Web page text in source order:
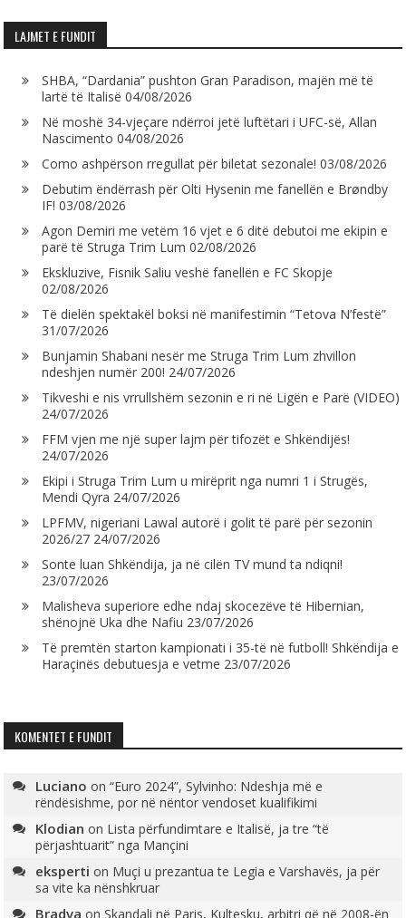
LAJMET E FUNDIT
SHBA, “Dardania” pushton Gran Paradison, majën më të
lartë të Italisë 04/08/2026
Në moshë 34-vjeçare ndërroi jetë luftëtari i UFC-së, Allan
Nascimento 04/08/2026
Como ashpërson rregullat për biletat sezonale! 03/08/2026
Debutim ëndërrash për Olti Hysenin me fanellën e Brøndby
IF! 03/08/2026
Agon Demiri me vetëm 16 vjet e 6 ditë debutoi me ekipin e
parë të Struga Trim Lum 02/08/2026
Ekskluzive, Fisnik Saliu veshë fanellën e FC Skopje
02/08/2026
Të dielën spektakël boksi në manifestimin “Tetova N’festë”
31/07/2026
Bunjamin Shabani nesër me Struga Trim Lum zhvillon
ndeshjen numër 200! 24/07/2026
Tikveshi e nis vrrullshëm sezonin e ri në Ligën e Parë (VIDEO)
24/07/2026
FFM vjen me një super lajm për tifozët e Shkëndijës!
24/07/2026
Ekipi i Struga Trim Lum u mirëprit nga numri 1 i Strugës,
Mendi Qyra 24/07/2026
LPFMV, nigeriani Lawal autorë i golit të parë për sezonin
2026/27 24/07/2026
Sonte luan Shkëndija, ja në cilën TV mund ta ndiqni!
23/07/2026
Malisheva superiore edhe ndaj skocezëve të Hibernian,
shënojnë Uka dhe Nafiu 23/07/2026
Të premtën starton kampionati i 35-të në futboll! Shkëndija e
Haraçinës debutuesja e vetme 23/07/2026
KOMENTET E FUNDIT
Luciano on“Euro 2024”, Sylvinho: Ndeshja më e
rëndësishme, por në nëntor vendoset kualifikimi
Klodian on Lista përfundimtare e Italisë, ja tre “të
përjashtuarit” nga Mançini
eksperti on Muçi u prezantua te Legia e Varshavës, ja për
sa vite ka nënshkruar
Bradva onSkandali në Paris, Kultesku, arbitri që në 2008-ën